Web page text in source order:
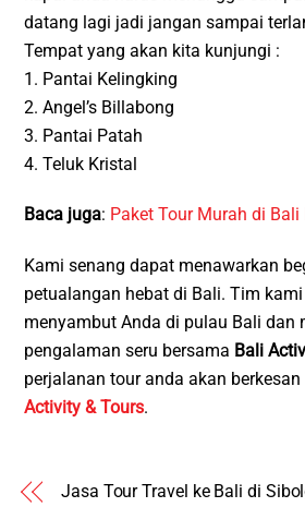
datang lagi jadi jangan sampai
Tempat yang akan kita kunjungi :
1. Pantai Kelingking
2. Angel’s Billabong
3. Pantai Patah
4. Teluk Kristal
Baca juga: Paket Tour Murah di Bali
Kami senang dapat menawarkan
petualangan hebat di Bali. Tim
menyambut Anda di pulau Bali dan
pengalaman seru bersama Bali
perjalanan tour anda akan berkesan
Activity & Tours.
Jasa Tour Travel ke Bali di